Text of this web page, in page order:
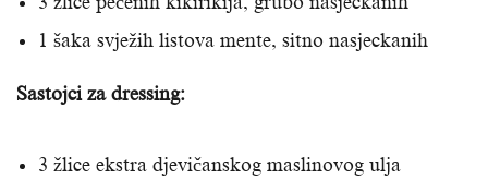
1 šaka svježih listova mente, sitno nasjeckanih
Sastojci za dressing:
3 žlice ekstra djevičanskog maslinovog ulja